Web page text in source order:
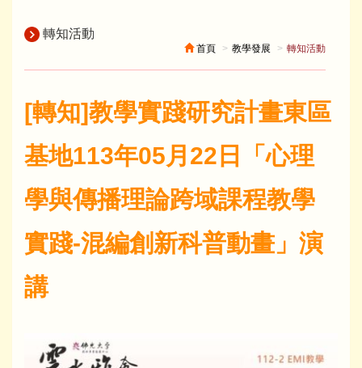
轉知活動
首頁 教學發展 轉知活動
[轉知]教學實踐研究計畫東區
基地113年05月22日「心理
學與傳播理論跨域課程教學
實踐-混編創新科普動畫」演
講